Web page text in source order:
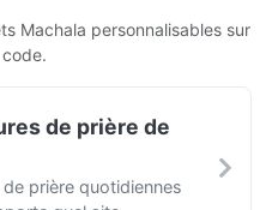
Machala personnalisables sur
de prière de
prière quotidiennes